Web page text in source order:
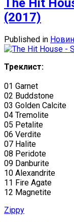
(2017)
Published in
Треклист:
01 Garnet
02 Buddstone
03 Golden Calcite
04 Tremolite
05 Petalite
06 Verdite
07 Halite
08 Peridote
09 Danburite
10 Alexandrite
11 Fire Agate
12 Magnetite
Zippy